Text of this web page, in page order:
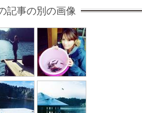
記事の別の画像